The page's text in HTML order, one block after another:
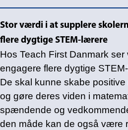
Stor værdi i at supplere
flere dygtige STEM-lærere
Hos Teach First Danmark
engagere flere dygtige
De skal kunne skabe
og gøre deres viden i
spændende og
den måde kan de også være